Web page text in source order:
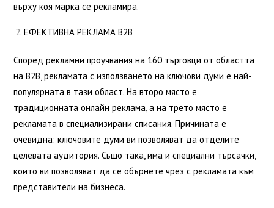
върху коя марка се рекламира.
ЕФЕКТИВНА РЕКЛАМА B2B
Според рекламни проучвания на 160 търговци от областта
на B2B, рекламата с използването на ключови думи е най-
популярната в тази област. На второ място е
традиционната онлайн реклама, а на трето място е
рекламата в специализирани списания. Причината е
очевидна: ключовите думи ви позволяват да отделите
целевата аудитория. Също така, има и специални търсачки,
които ви позволяват да се обърнете чрез с рекламата към
представители на бизнеса.